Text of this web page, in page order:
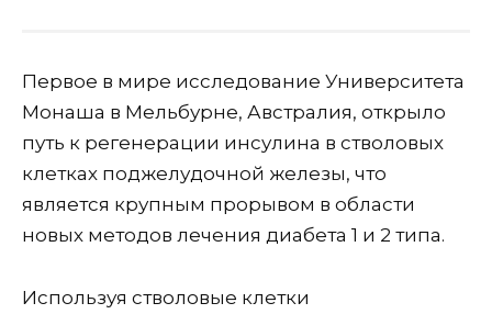
Первое в мире исследование Университета
Монаша в Мельбурне, Австралия, открыло
путь к регенерации инсулина в стволовых
клетках поджелудочной железы, что
является крупным прорывом в области
новых методов лечения диабета 1 и 2 типа.
Используя стволовые клетки